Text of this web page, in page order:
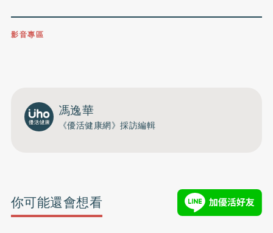
影音專區
馮逸華
《優活健康網》採訪編輯
你可能還會想看